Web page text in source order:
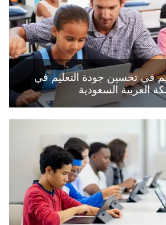
في تحسين جودة التعليم في
العربية السعودية